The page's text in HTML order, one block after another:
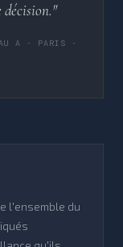
décision."
A · PARIS ·
l'ensemble du